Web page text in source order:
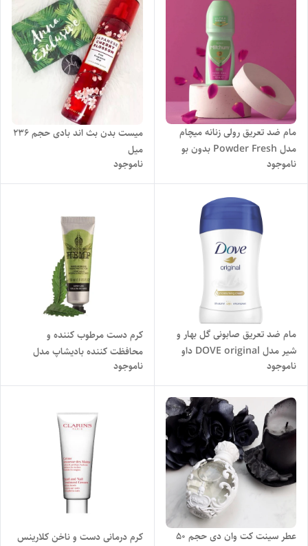
مام ضد تعریق رولی زنانه میچام
مدل Powder Fresh بدون بو
حجم ۵۰ میل
ناموجود
میست بدن بث اند بادی حجم 236
میل
ناموجود
مام ضد تعریق صابونی گل بهار و
شیر مدل DOVE original داو
حجم ۴۰ میلی لیتر خرید انگلیس
ناموجود
کرم دست مرطوب کننده و
محافظت کننده بادیشاپ مدل
همپ حجم ۳۰ میل
ناموجود
عطر سینت کت وان دی حجم ۵۰
کرم درمانی دست و ناخن کلارینس